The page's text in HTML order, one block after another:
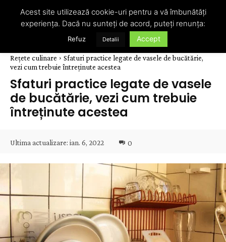
Rețete culinare
Sfaturi practice legate de vasele de bucătărie,
vezi cum trebuie întreținute acestea
Sfaturi practice legate de vasele
de bucătărie, vezi cum trebuie
întreținute acestea
Ultima actualizare: ian. 6, 2022 0
Acest site utilizează cookie-uri pentru a vă îmbunătăți
experiența. Dacă nu sunteți de acord, puteți renunța:
Refuz Detalii Accept